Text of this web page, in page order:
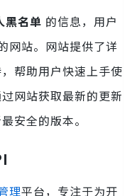
黑名单 的信息，用户
网站。网站提供了详
帮助用户快速上手使
网站获取最新的更新
安全的版本。
理平台，专注于为开